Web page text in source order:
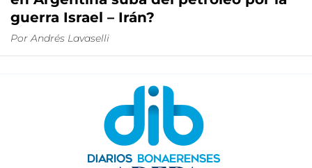
guerra Israel – Irán?
Por Andrés Lavaselli